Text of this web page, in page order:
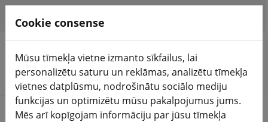
Meklēt produktus
Home Baterijas
Cookie consense
Mūsu tīmekļa vietne izmanto sīkfailus, lai
personalizētu saturu un reklāmas, analizētu tīmekļa
vietnes datplūsmu, nodrošinātu sociālo mediju
funkcijas un optimizētu mūsu pakalpojumus jums.
Mēs arī kopīgojam informāciju par jūsu tīmekļa